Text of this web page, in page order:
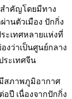
ำคัญโดยมีทาง
านตัวเมือง ปักกิ่ง
ะเทศหลายแห่งที่
งว่าเป็นศูนย์กลาง
ระเทศจีน
สภาพภูมิอากาศ
ปี เนื่องจากปักกิ่ง